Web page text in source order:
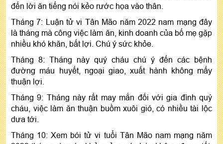
đến lời ăn tiếng nói kẻo rước họa vào thân.
Tháng 7: Luận tử vi Tân Mão năm 2022 nam mạng đây
là tháng mà công việc làm ăn, kinh doanh của bố mẹ gặp
nhiều khó khăn, bất lợi. Chú ý sức khỏe.
Tháng 8: Tháng này quý cháu chú ý đến các bệnh
đường máu huyết, ngoại giao, xuất hành không mấy
thuận lợi.
Tháng 9: Tháng này rất may mắn đối với gia đình quý
cháu, việc làm ăn thuận buồm xuôi gió, có nhiều tài lộc
dưa tới.
Tháng 10: Xem bói tử vi tuổi Tân Mão nam mạng năm